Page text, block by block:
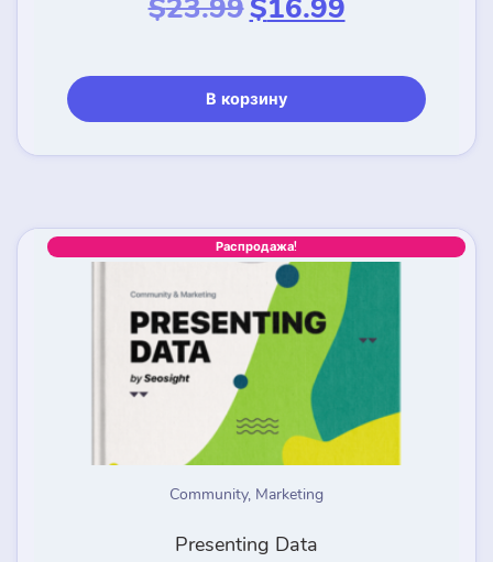
цена
$23.99.
цена:
В корзину
Распродажа!
Community, Marketing
Presenting Data